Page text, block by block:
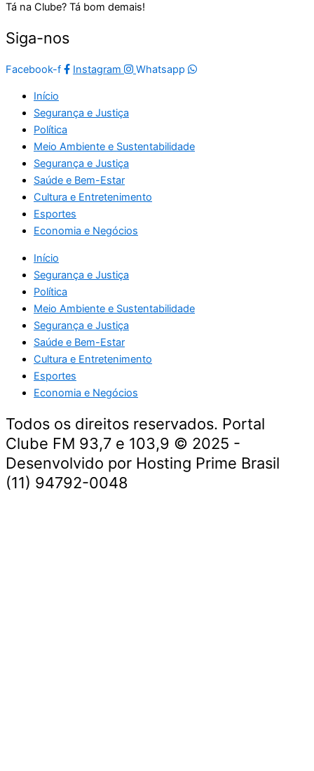
Tá na Clube? Tá bom demais!
Siga-nos
Facebook-f Instagram Whatsapp
Início
Segurança e Justiça
Política
Meio Ambiente e Sustentabilidade
Segurança e Justiça
Saúde e Bem-Estar
Cultura e Entretenimento
Esportes
Economia e Negócios
Início
Segurança e Justiça
Política
Meio Ambiente e Sustentabilidade
Segurança e Justiça
Saúde e Bem-Estar
Cultura e Entretenimento
Esportes
Economia e Negócios
Todos os direitos reservados. Portal
Clube FM 93,7 e 103,9 © 2025 -
Desenvolvido por Hosting Prime Brasil
(11) 94792-0048